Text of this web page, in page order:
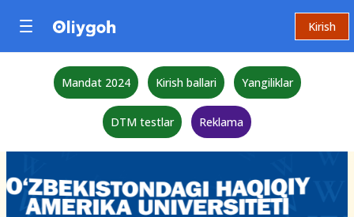
Kirish
Mandat 2024 Kirish ballari Yangiliklar
DTM testlar Reklama